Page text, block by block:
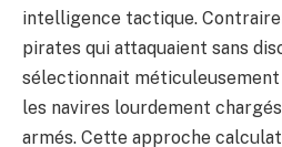
intelligence tactique.
pirates qui attaquaient sans
sélectionnait
les navires lourdement
armés. Cette approche